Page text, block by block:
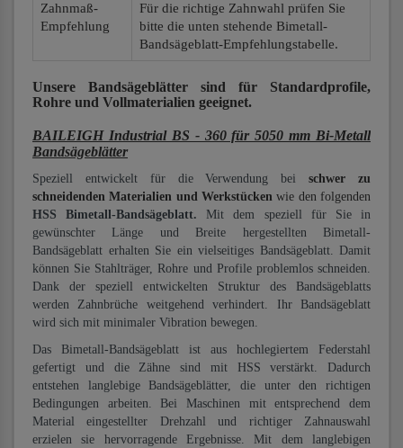
Zahnmaß-
Empfehlung
Für die richtige Zahnwahl prüfen Sie
bitte die unten stehende Bimetall-
Bandsägeblatt-Empfehlungstabelle.
Unsere Bandsägeblätter sind für Standardprofile,
Rohre und Vollmaterialien geeignet.
BAILEIGH Industrial BS - 360 für 5050 mm Bi-Metall
Bandsägeblätter
Speziell entwickelt für die Verwendung beischwer zu
schneidenden Materialien und Werkstücken wie den folgenden
HSS Bimetall-Bandsägeblatt. Mit dem speziell für Sie in
gewünschter Länge und Breite hergestellten Bimetall-
Bandsägeblatt erhalten Sie ein vielseitiges Bandsägeblatt. Damit
können Sie Stahlträger, Rohre und Profile problemlos schneiden.
Dank der speziell entwickelten Struktur des Bandsägeblatts
werden Zahnbrüche weitgehend verhindert. Ihr Bandsägeblatt
wird sich mit minimaler Vibration bewegen.
Das Bimetall-Bandsägeblatt ist aus hochlegiertem Federstahl
gefertigt und die Zähne sind mit HSS verstärkt. Dadurch
entstehen langlebige Bandsägeblätter, die unter den richtigen
Bedingungen arbeiten. Bei Maschinen mit entsprechend dem
Material eingestellter Drehzahl und richtiger Zahnauswahl
erzielen sie hervorragende Ergebnisse. Mit dem langlebigen